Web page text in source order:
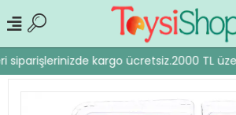
siparişlerinizde kargo ücretsiz.2000 TL